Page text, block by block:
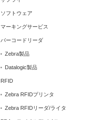
ソフトウェア
マーキングサービス
バーコードリーダ
Zebra製品
Datalogic製品
RFID
Zebra RFIDプリンタ
Zebra RFIDリーダ/ライタ